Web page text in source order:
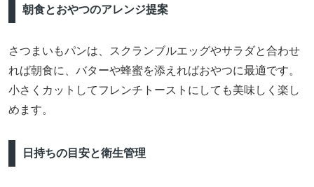
朝食とおやつのアレンジ提案
さつまいもパンは、スクランブルエッグやサラダと合わせ
れば朝食に、バターや蜂蜜を添えればおやつに最適です。
小さくカットしてフレンチトーストにしても美味しく楽し
めます。
日持ちの目安と衛生管理